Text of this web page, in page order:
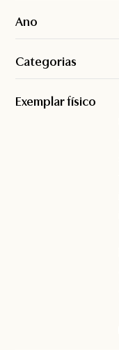
Ano
Categorias
Exemplar físico